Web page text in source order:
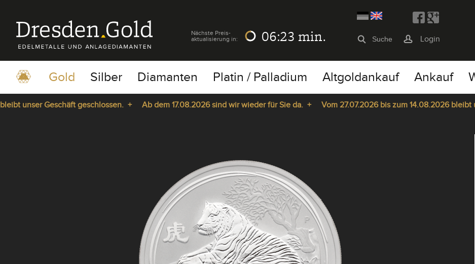
Nächste Preis-
aktualisierung in:
06:23 min. Login
Gold Silber Diamanten Platin / Palladium Altgoldankauf Ankauf
unser Geschäft geschlossen. + Ab dem 17.08.2026 sind wir wieder für Sie da. + Vom 27.07.2026 bis zum 14.08.2026 bleibt